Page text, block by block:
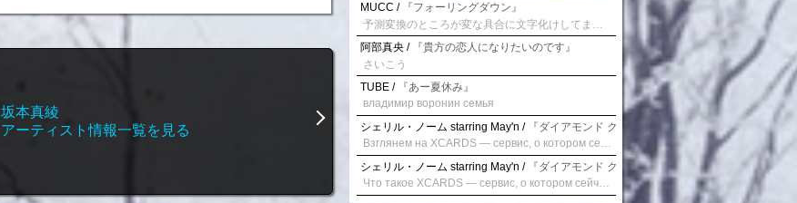
坂本真綾
アーティスト情報一覧を見る
MUCC / 『フォーリングダウン』
阿部真央 / 『貴方の恋人になりたいのです』
さいこう
TUBE / 『あー夏休み』
владимир воронин семья
シェリル・ノーム starring May'n / 『ダイアモンド クレバス/射手座☆午後九時 Don't be
シェリル・ノーム starring May'n / 『ダイアモンド クレバス/射手座☆午後九時 Don't be
Что такое XCARDS — сервис, о котором сейчас говорят. Буквально на днях заметил о интересный бренд XCARDS, он помогает создавать онлайн карты чтобы управлять бюджетами. Ключевые преимущества: Выпуск занимает всего считанные минуты. Платформа даёт возможность оформить множество карт для разных целей. Есть поддержка в любое время суток включая персонального менеджера. Есть контроль без задержек — транзакции, уведомления, аналитика — всё под рукой. Возможные нюансы: Регистрация: европейская юрисдикция — желательно убедиться, что сервис можно использовать без нарушений. Финансовые условия: возможно, есть скрытые комиссии, поэтому лучше внимательно прочитать договор. Отзывы пользователей: по отзывам поддержка работает быстро. Надёжность системы: внедрены базовые меры безопасности, но всё равно советую не хранить большие суммы на карте. Вывод: В целом платформа кажется отличным помощником для маркетологов. Платформа сочетает скорость, удобство и гибкость. Как вы думаете? Пользовались ли вы XCARDS? Поделитесь опытом — будет интересно сравнить. Виртуальные карты для бизнеса